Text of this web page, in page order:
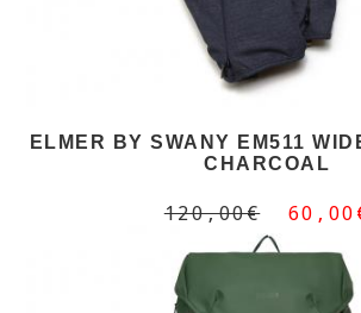
ELMER BY SWANY EM511
CHARCOAL
120,00€